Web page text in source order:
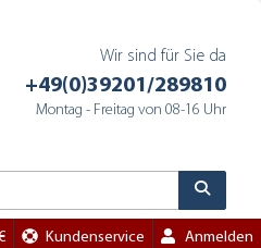
Wir sind für Sie da
+49(0)39201/289810
Montag - Freitag von 08-16 Uhr
Kundenservice Anmelden